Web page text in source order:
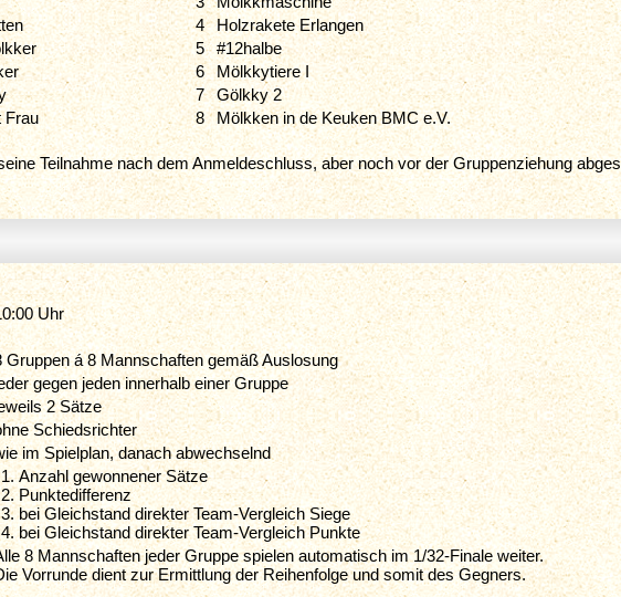
4
Holzrakete Erlangen
5
#12halbe
6
Mölkkytiere I
7
Gölkky 2
Frau 8 Mölkken in de Keuken BMC e.V.
Teilnahme nach dem Anmeldeschluss, aber noch vor der Gruppenziehung
Uhr
Gruppen á 8 Mannschaften gemäß Auslosung
gegen jeden innerhalb einer Gruppe
2 Sätze
Schiedsrichter
im Spielplan, danach abwechselnd
Anzahl gewonnener Sätze
Punktedifferenz
bei Gleichstand direkter Team-Vergleich Siege
bei Gleichstand direkter Team-Vergleich Punkte
8 Mannschaften jeder Gruppe spielen automatisch im 1/32-Finale weiter.
Vorrunde dient zur Ermittlung der Reihenfolge und somit des Gegners.